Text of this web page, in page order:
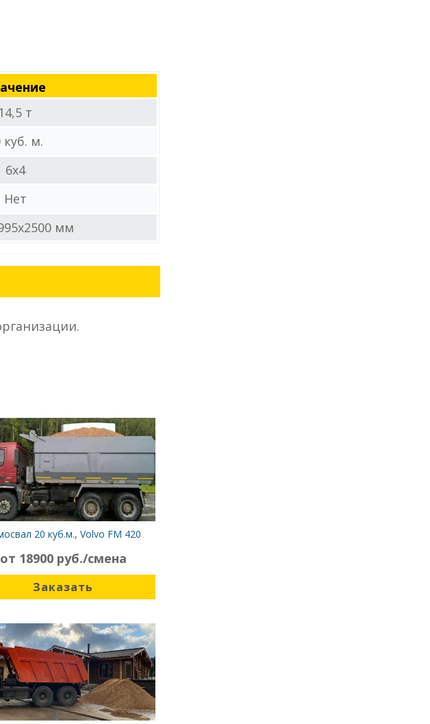
14,5 т
куб. м.
6x4
Нет
мм
20 куб.м., Volvo FM 420
от 18900 руб./смена
Заказать